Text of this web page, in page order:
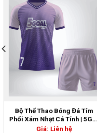
Bộ Thể Thao Bóng Đá Tím
Phối Xám Nhạt Cá Tính | 5GS-
06812
Giá: Liên hệ